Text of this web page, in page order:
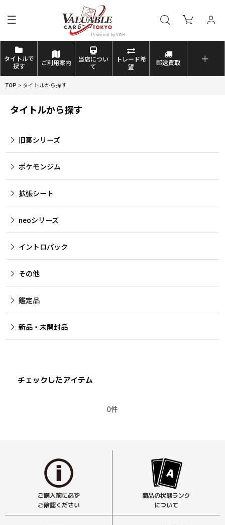
タイトルで
探す
ご利用案内
当店につい
て
トレード希
望
郵送買取
TOP > タイトルから探す
タイトルから探す
旧裏シリーズ
ポケモンジム
拡張シート
neoシリーズ
イントロパック
その他
鑑定品
新品・未開封品
チェックしたアイテム
0件
ご購入前に必ず
ご確認ください
商品の状態ランク
について